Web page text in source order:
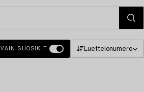
VAIN SUOSIKIT Luettelonumero